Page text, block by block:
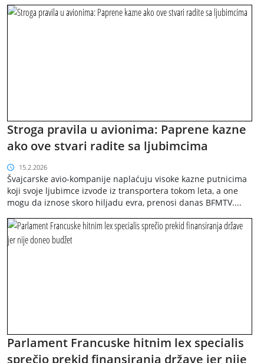
Stroga pravila u avionima: Paprene kazne
ako ove stvari radite sa ljubimcima
15.2.2026
Švajcarske avio-kompanije naplaćuju visoke kazne putnicima
koji svoje ljubimce izvode iz transportera tokom leta, a one
mogu da iznose skoro hiljadu evra, prenosi danas BFMTV....
Parlament Francuske hitnim lex specialis
sprečio prekid finansiranja države jer nije